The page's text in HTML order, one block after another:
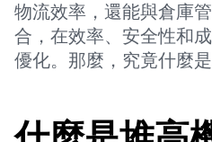
物流效率，還能與倉庫
合，在效率、安全性和
優化。那麼，究竟什麼